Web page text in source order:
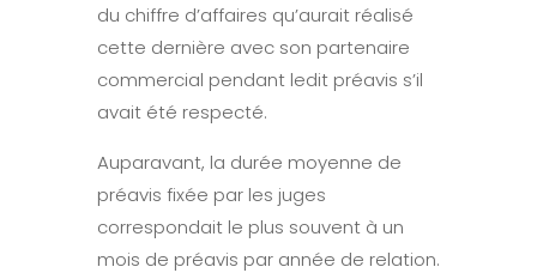
du chiffre d’affaires qu’aurait réalisé
cette dernière avec son partenaire
commercial pendant ledit préavis s’il
avait été respecté.
Auparavant, la durée moyenne de
préavis fixée par les juges
correspondait le plus souvent à un
mois de préavis par année de relation.